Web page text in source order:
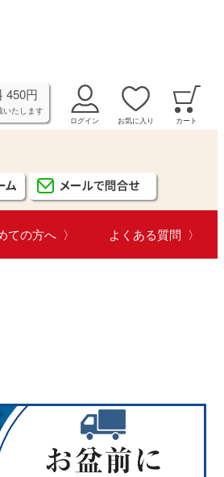
カート
お気に入り
ログイン
450円
いたします
よくある質問
ての方へ